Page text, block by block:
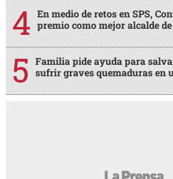
En medio de retos en SPS,
premio como mejor alcalde
Familia pide ayuda para
sufrir graves quemaduras en